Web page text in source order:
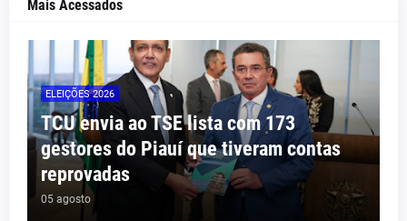
Mais Acessados
ELEIÇÕES 2026
TCU envia ao TSE lista com 173
gestores do Piauí que tiveram contas
reprovadas
05 agosto